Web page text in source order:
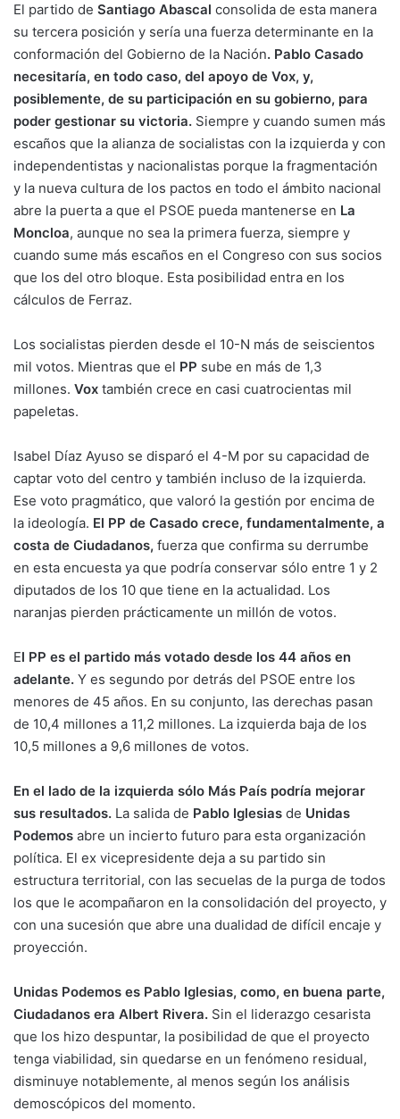
El partido de Santiago Abascal consolida de esta manera
su tercera posición y sería una fuerza determinante en la
conformación del Gobierno de la Nación. Pablo Casado
necesitaría, en todo caso, del apoyo de Vox, y,
posiblemente, de su participación en su gobierno, para
poder gestionar su victoria. Siempre y cuando sumen más
escaños que la alianza de socialistas con la izquierda y con
independentistas y nacionalistas porque la fragmentación
y la nueva cultura de los pactos en todo el ámbito nacional
abre la puerta a que el PSOE pueda mantenerse en La
Moncloa, aunque no sea la primera fuerza, siempre y
cuando sume más escaños en el Congreso con sus socios
que los del otro bloque. Esta posibilidad entra en los
cálculos de Ferraz.
Los socialistas pierden desde el 10-N más de seiscientos
mil votos. Mientras que el PP sube en más de 1,3
millones. Vox también crece en casi cuatrocientas mil
papeletas.
Isabel Díaz Ayuso se disparó el 4-M por su capacidad de
captar voto del centro y también incluso de la izquierda.
Ese voto pragmático, que valoró la gestión por encima de
la ideología. El PP de Casado crece, fundamentalmente, a
costa de Ciudadanos, fuerza que confirma su derrumbe
en esta encuesta ya que podría conservar sólo entre 1 y 2
diputados de los 10 que tiene en la actualidad. Los
naranjas pierden prácticamente un millón de votos.
El PP es el partido más votado desde los 44 años en
adelante. Y es segundo por detrás del PSOE entre los
menores de 45 años. En su conjunto, las derechas pasan
de 10,4 millones a 11,2 millones. La izquierda baja de los
10,5 millones a 9,6 millones de votos.
En el lado de la izquierda sólo Más País podría mejorar
sus resultados. La salida de Pablo Iglesias de Unidas
Podemos abre un incierto futuro para esta organización
política. El ex vicepresidente deja a su partido sin
estructura territorial, con las secuelas de la purga de todos
los que le acompañaron en la consolidación del proyecto, y
con una sucesión que abre una dualidad de difícil encaje y
proyección.
Unidas Podemos es Pablo Iglesias, como, en buena parte,
Ciudadanos era Albert Rivera. Sin el liderazgo cesarista
que los hizo despuntar, la posibilidad de que el proyecto
tenga viabilidad, sin quedarse en un fenómeno residual,
disminuye notablemente, al menos según los análisis
demoscópicos del momento.